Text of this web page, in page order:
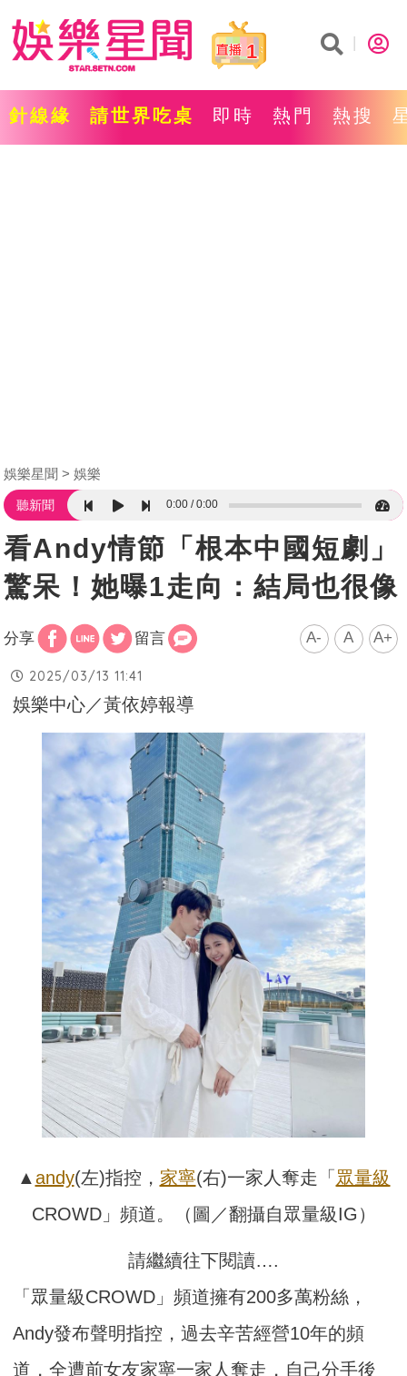
1
針線緣 請世界吃桌 即時 熱門 熱搜
娛樂星聞 娛樂
聽新聞 0:00 0:00
看Andy情節「根本中國短劇」
驚呆！她曝1走向：結局也很像
分享 留言 A- A A+
2025/03/13 11:41
娛樂中心／黃依婷報導
▲ andy(左)指控， 家寧(右)一家人奪走「 眾量級
CROWD」頻道。（圖／翻攝自眾量級IG）
請繼續往下閱讀….
「眾量級CROWD」頻道擁有200多萬粉絲，
Andy發布聲明指控，過去辛苦經營10年的頻
道，全遭前女友家寧一家人奪走，自己分手後